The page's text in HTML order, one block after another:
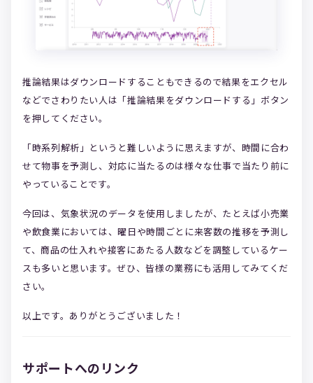
推論結果はダウンロードすることもできるので結果をエクセル
などでさわりたい人は「推論結果をダウンロードする」ボタン
を押してください。
「時系列解析」というと難しいように思えますが、時間に合わ
せて物事を予測し、対応に当たるのは様々な仕事で当たり前に
やっていることです。
今回は、気象状況のデータを使用しましたが、たとえば小売業
や飲食業においては、曜日や時間ごとに来客数の推移を予測し
て、商品の仕入れや接客にあたる人数などを調整しているケー
スも多いと思います。ぜひ、皆様の業務にも活用してみてくだ
さい。
以上です。ありがとうございました！
サポートへのリンク